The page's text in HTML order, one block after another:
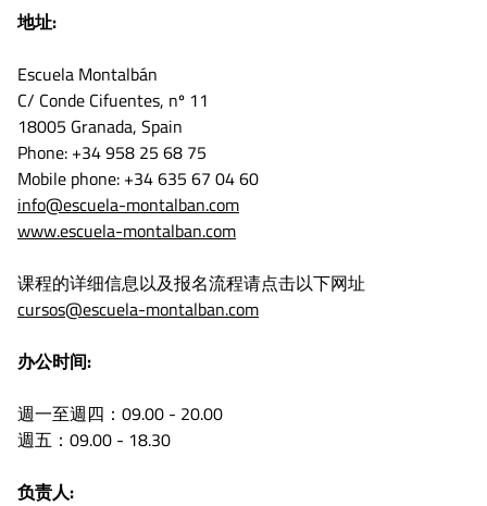
地址:
Escuela Montalbán
C/ Conde Cifuentes, nº 11
18005 Granada, Spain
Phone: +34 958 25 68 75
Mobile phone: +34 635 67 04 60
info@escuela-montalban.com
www.escuela-montalban.com
课程的详细信息以及报名流程请点击以下网址
cursos@escuela-montalban.com
办公时间:
週一至週四：09.00 - 20.00
週五：09.00 - 18.30
负责人: